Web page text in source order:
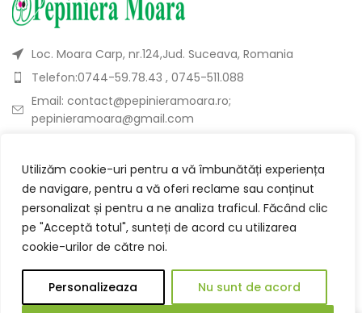
Utilizăm cookie-uri pentru a vă îmbunătăți experiența
de navigare, pentru a vă oferi reclame sau conținut
personalizat și pentru a ne analiza traficul. Făcând clic
pe "Acceptă totul", sunteți de acord cu utilizarea
cookie-urilor de către noi.
Personalizeaza Nu sunt de acord
Loc. Moara Carp, nr.124,Jud. Suceava, Romania
Telefon:0744-59.78.43 , 0745-511.088
Email: contact@pepinieramoara.ro;
pepinieramoara@gmail.com
DESPRE
CATEGORII
UTILE